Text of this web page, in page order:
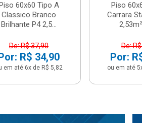
60x60 Tipo A
Classico Branco
Brilhante P4 2,5...
De: R$ 37,90
R$ 34,90
em até 6x de R$ 5,82
Piso
Carrara
De:
Por:
ou em até